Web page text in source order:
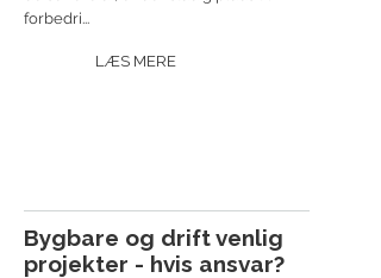
forbedri...
LÆS MERE
Bygbare og drift venlig
projekter - hvis ansvar?